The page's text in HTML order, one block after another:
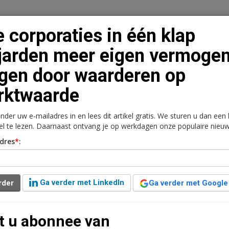
Vacaturebank Contact Abonnementen
klap miljarden meer
door waarderen op
corporaties in één klap
meer eigen
door waarderen op
uw e-mailadres in en lees dit artikel gratis. We sturen u dan een
te lezen. Daarnaast ontvang je op werkdagen onze populaire
*:
Ga verder met LinkedIn Ga verder met Google
u abonnee van